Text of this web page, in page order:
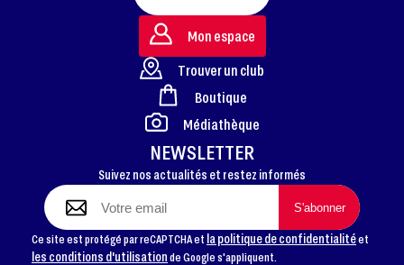
FOOTER
NEWSLETTER
Suivez nos actualités et restez informés
Ce site est protégé par reCAPTCHA et la politique de confidentialitéet
les conditions d'utilisationde Google s'appliquent.
Mon espace
Trouver un club
Boutique
Médiathèque